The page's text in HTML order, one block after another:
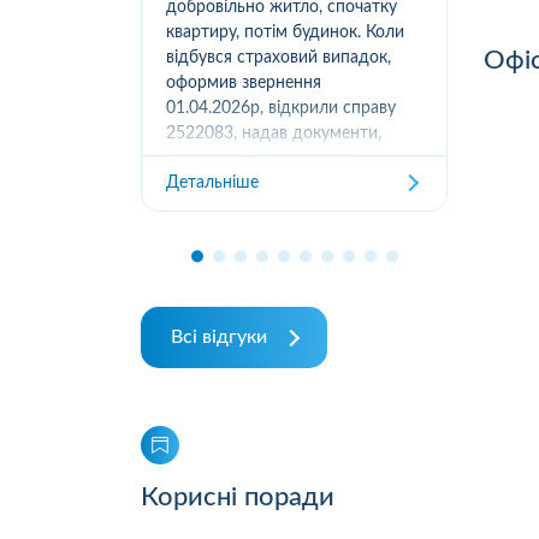
добровільно житло, спочатку
квартиру, потім будинок. Коли
відбувся страховий випадок,
оформив звернення
01.04.2026р, відкрили справу
2522083, надав документи,
отримав підтвердження
отримання, взяли в роботу. 2
місяці жодного повідомлення
Детальніше
Всі відгуки
Корисні поради